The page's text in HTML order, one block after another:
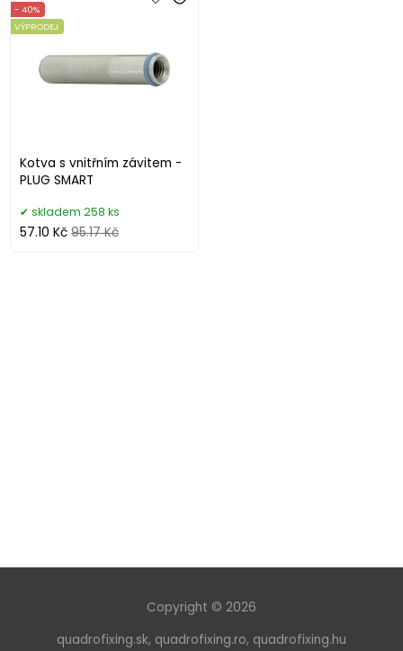
Kotva s vnitřním závitem -
PLUG SMART
- 40%
VÝPRODEJ
skladem 258 ks
57.10 Kč 95.17 Kč
Copyright © 2026
quadrofixing.sk, quadrofixing.ro, quadrofixing.hu